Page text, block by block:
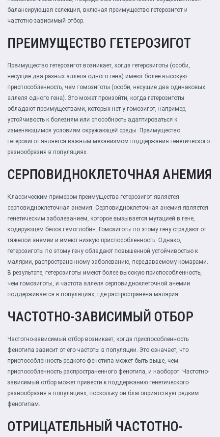
балансирующая селекция, включая преимущество гетерозигот и
частотно-зависимый отбор.
ПРЕИМУЩЕСТВО ГЕТЕРОЗИГОТ
Преимущество гетерозигот возникает, когда гетерозиготы (особи,
несущие два разных аллеля одного гена) имеют более высокую
приспособленность, чем гомозиготы (особи, несущие два одинаковых
аллеля одного гена). Это может произойти, когда гетерозиготы
обладают преимуществами, которых нет у гомозигот, например,
устойчивость к болезням или способность адаптироваться к
изменяющимся условиям окружающей среды. Преимущество
гетерозигот является важным механизмом поддержания генетического
разнообразия в популяциях.
СЕРПОВИДНОКЛЕТОЧНАЯ АНЕМИЯ
Классическим примером преимущества гетерозигот является
серповидноклеточная анемия. Серповидноклеточная анемия является
генетическим заболеванием, которое вызывается мутацией в гене,
кодирующем белок гемоглобин. Гомозиготы по этому гену страдают от
тяжелой анемии и имеют низкую приспособленность. Однако,
гетерозиготы по этому гену обладают повышенной устойчивостью к
малярии, распространенному заболеванию, передаваемому комарами.
В результате, гетерозиготы имеют более высокую приспособленность,
чем гомозиготы, и частота аллеля серповидноклеточной анемии
поддерживается в популяциях, где распространена малярия.
ЧАСТОТНО-ЗАВИСИМЫЙ ОТБОР
Частотно-зависимый отбор возникает, когда приспособленность
фенотипа зависит от его частоты в популяции. Это означает, что
приспособленность редкого фенотипа может быть выше, чем
приспособленность распространенного фенотипа, и наоборот. Частотно-
зависимый отбор может привести к поддержанию генетического
разнообразия в популяциях, поскольку он благоприятствует редким
фенотипам.
ОТРИЦАТЕЛЬНЫЙ ЧАСТОТНО-